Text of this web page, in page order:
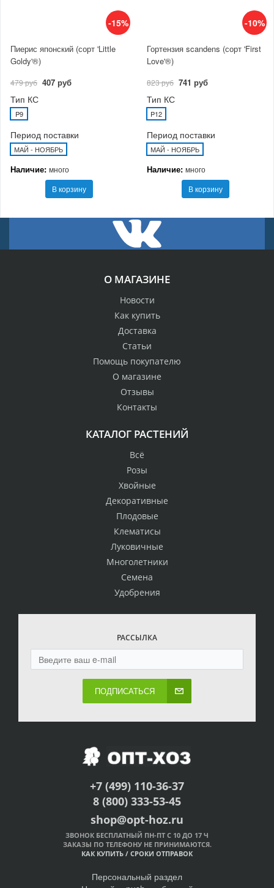
-15%
Пиерис японский (сорт 'Little
Goldy'®)
479 руб 407 руб
Тип КС
P9
Период поставки
МАЙ - НОЯБРЬ
Наличие: много
В корзину
-10%
Гортензия scandens (сорт 'First
Love'®)
823 руб 741 руб
Тип КС
P12
Период поставки
МАЙ - НОЯБРЬ
Наличие: много
В корзину
О МАГАЗИНЕ
Новости
Как купить
Доставка
Статьи
Помощь покупателю
О магазине
Отзывы
Контакты
КАТАЛОГ РАСТЕНИЙ
Всё
Розы
Хвойные
Декоративные
Плодовые
Клематисы
Луковичные
Многолетники
Семена
Удобрения
РАССЫЛКА
ПОДПИСАТЬСЯ
+7 (499) 110-36-37
8 (800) 333-53-45
shop@opt-hoz.ru
ЗВОНОК БЕСПЛАТНЫЙ ПН-ПТ С 10 ДО 17 Ч
ЗАКАЗЫ ПО ТЕЛЕФОНУ НЕ ПРИНИМАЮТСЯ.
КАК КУПИТЬ / СРОКИ ОТПРАВОК
Персональный раздел